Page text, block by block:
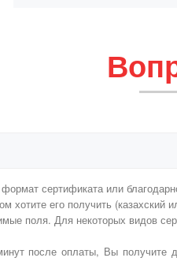
сертификата или
хотите его получить (казахский
поля. Для некоторых видов
после оплаты, Вы получите